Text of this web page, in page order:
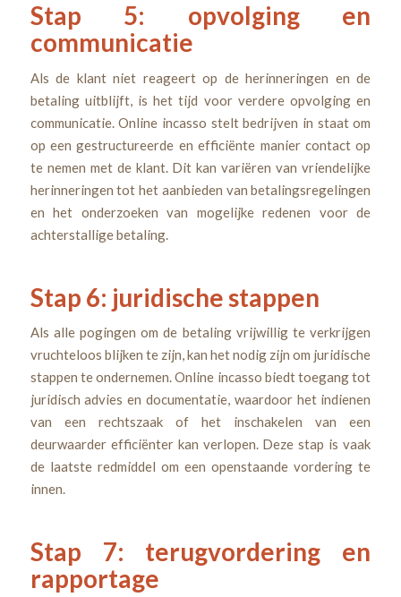
Stap 5: opvolging en
communicatie
Als de klant niet reageert op de herinneringen en de
betaling uitblijft, is het tijd voor verdere opvolging en
communicatie. Online incasso stelt bedrijven in staat om
op een gestructureerde en efficiënte manier contact op
te nemen met de klant. Dit kan variëren van vriendelijke
herinneringen tot het aanbieden van betalingsregelingen
en het onderzoeken van mogelijke redenen voor de
achterstallige betaling.
Stap 6: juridische stappen
Als alle pogingen om de betaling vrijwillig te verkrijgen
vruchteloos blijken te zijn, kan het nodig zijn om juridische
stappen te ondernemen. Online incasso biedt toegang tot
juridisch advies en documentatie, waardoor het indienen
van een rechtszaak of het inschakelen van een
deurwaarder efficiënter kan verlopen. Deze stap is vaak
de laatste redmiddel om een openstaande vordering te
innen.
Stap 7: terugvordering en
rapportage